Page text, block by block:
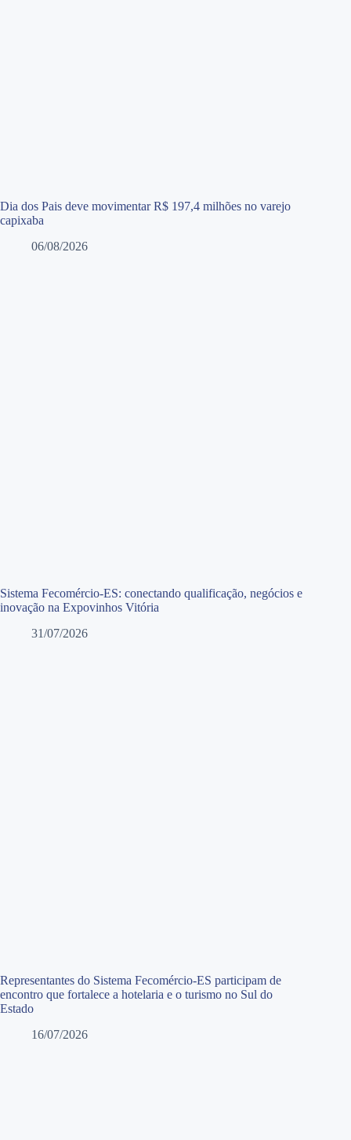
Dia dos Pais deve movimentar R$ 197,4 milhões no varejo
capixaba
06/08/2026
Sistema Fecomércio-ES: conectando qualificação, negócios e
inovação na Expovinhos Vitória
31/07/2026
Representantes do Sistema Fecomércio-ES participam de
encontro que fortalece a hotelaria e o turismo no Sul do
Estado
16/07/2026